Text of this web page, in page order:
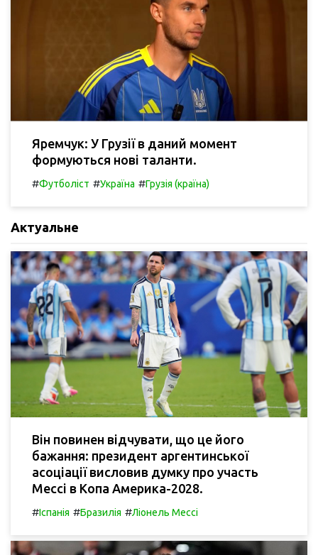
Яремчук: У Грузії в даний момент
формуються нові таланти.
#Футболіст #Україна #Грузія (країна)
Актуальне
Він повинен відчувати, що це його
бажання: президент аргентинської
асоціації висловив думку про участь
Мессі в Копа Америка-2028.
#Іспанія #Бразилія #Ліонель Мессі